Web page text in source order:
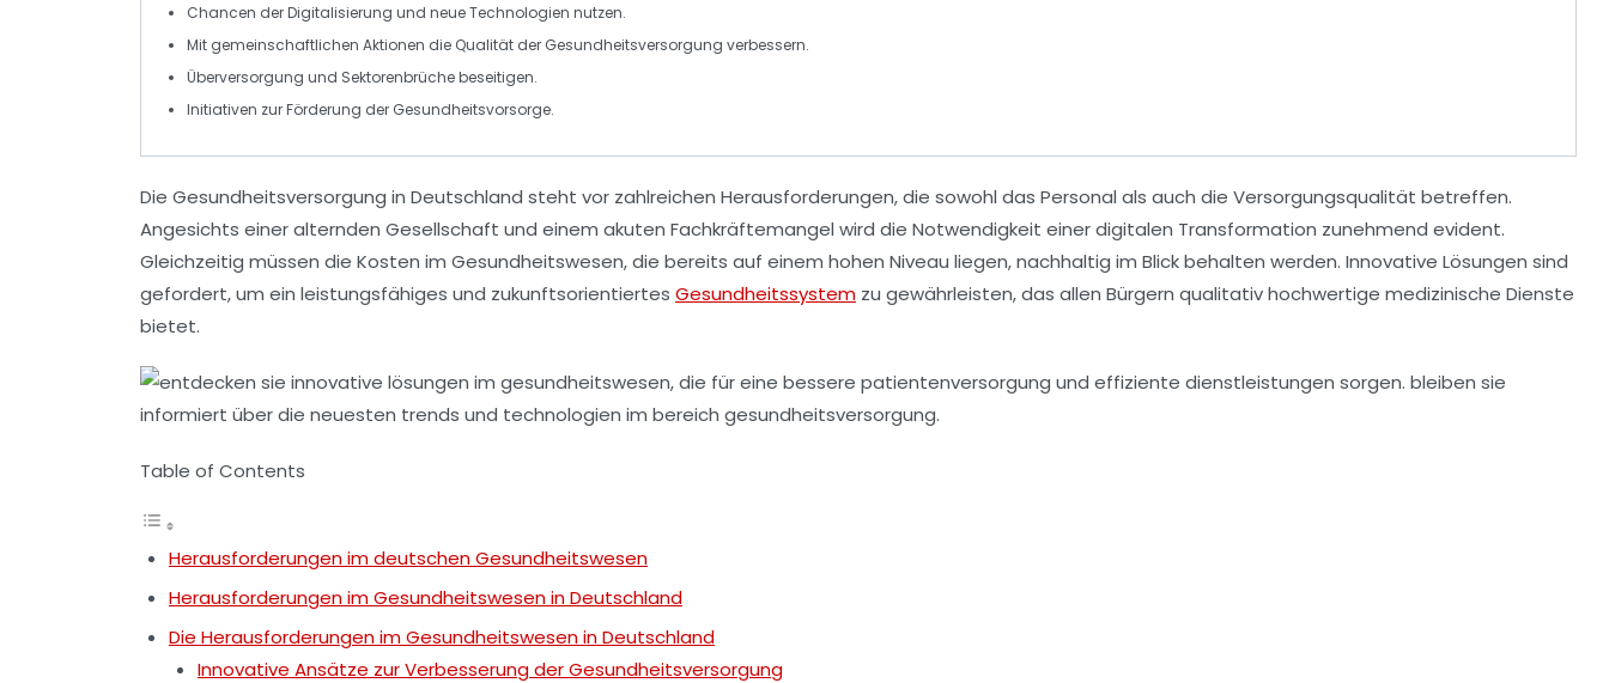
Chancen derDigitalisierung und neue Technologien nutzen.
Mit gemeinschaftlichen Aktionen die Qualität der Gesundheitsversorgung verbessern.
Überversorgung und Sektorenbrüchebeseitigen.
Initiativen zur Förderung der Gesundheitsvorsorge.
Die Gesundheitsversorgung in Deutschland steht vor zahlreichen Herausforderungen, die sowohl das Personal als auch die Versorgungsqualität betreffen.
Angesichts einer alternden Gesellschaft und einem akuten Fachkräftemangel wird die Notwendigkeit einerdigitalen Transformation zunehmend evident.
Gleichzeitig müssen die Kosten im Gesundheitswesen, die bereits auf einem hohen Niveau liegen, nachhaltig im Blick behalten werden. Innovative Lösungen sind
gefordert, um ein leistungsfähiges und zukunftsorientiertes Gesundheitssystem zu gewährleisten, das allen Bürgern qualitativ hochwertige medizinische Dienste
bietet.
Table of Contents
Herausforderungen im deutschen Gesundheitswesen
Herausforderungen im Gesundheitswesen in Deutschland
Die Herausforderungen im Gesundheitswesen in Deutschland
Innovative Ansätze zur Verbesserung der Gesundheitsversorgung